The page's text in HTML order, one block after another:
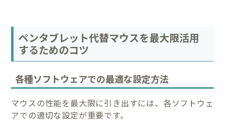
ペンタブレット代替マウスを最大限活用
するためのコツ
各種ソフトウェアでの最適な設定方法
マウスの性能を最大限に引き出すには、各ソフトウェ
アでの適切な設定が重要です。